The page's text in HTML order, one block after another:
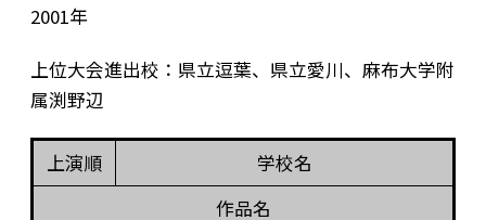
2001年
上位大会進出校：県立逗葉、県立愛川、麻布大学附
属渕野辺
上演順
学校名
作品名